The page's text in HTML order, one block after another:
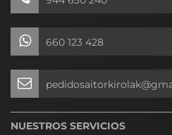
660 123 428
NUESTROS SERVICIOS